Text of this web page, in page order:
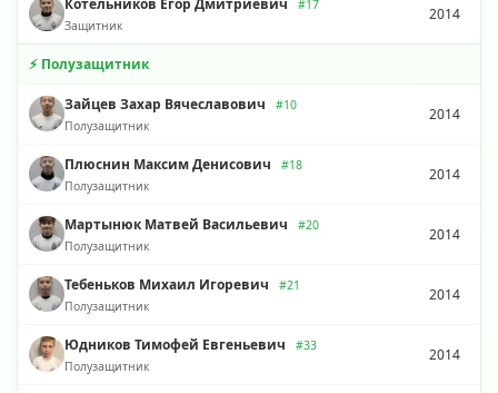
#17
Защитник
2014
⚡ Полузащитник
Зайцев Захар Вячеславович
#10
Полузащитник
2014
Плюснин Максим Денисович
#18
Полузащитник
2014
Мартынюк Матвей Васильевич
#20
Полузащитник
2014
Тебеньков Михаил Игоревич
#21
Полузащитник
2014
Юдников Тимофей Евгеньевич
#33
Полузащитник
2014